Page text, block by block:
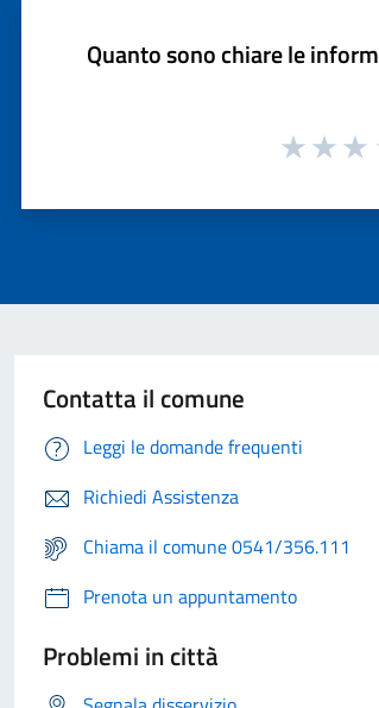
Quanto sono chiare le
Contatta il comune
Leggi le domande frequenti
Richiedi Assistenza
Chiama il comune 0541/356.111
Prenota un appuntamento
Problemi in città